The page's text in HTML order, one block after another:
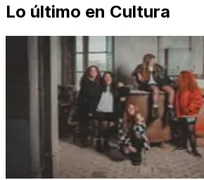
Lo último en Cultura